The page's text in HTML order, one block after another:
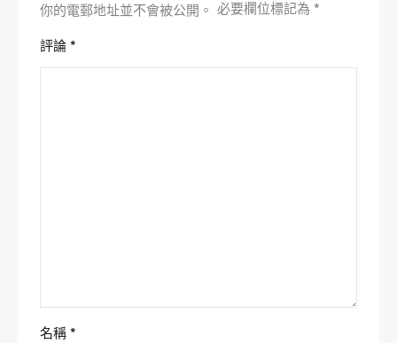
你的電郵地址並不會被公開。 必要欄位標記為 *
評論 *
名稱 *